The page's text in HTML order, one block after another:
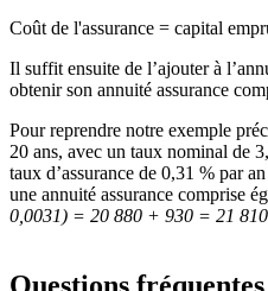
Coût de l'assurance = capital
Il suffit ensuite de l’ajouter à
obtenir son annuité assurance
Pour reprendre notre exemple
20 ans, avec un taux nominal de
taux d’assurance de 0,31 % par
une annuité assurance comprise
0,0031) = 20 880 + 930 = 21